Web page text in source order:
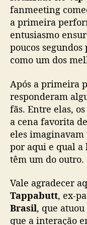
fanmeeting
a primeira
entusiasmo
poucos
como um dos
Após a primeira
responderam
fãs. Entre elas,
a cena favorita
eles
por aqui e qual a
têm um do outro.
Vale agradecer
Tappabutt, ex-
Brasil, que
que a interação